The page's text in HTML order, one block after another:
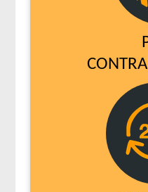
Pedigree Perro Adulto Sabor
Pro Plan Perro Adulto
Pro Plan Perro Adulto Piel
Pro Plan Perro Adulto Piel y
Pro Plan Perro Adulto Raza
Pro Plan Perro Adulto Raza